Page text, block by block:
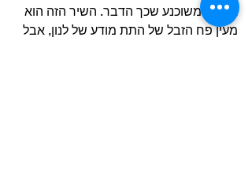
אני לא משוכנע שכך הדבר. השיר הזה הוא
מעין פח הזבל של התת מודע של לנון, אבל